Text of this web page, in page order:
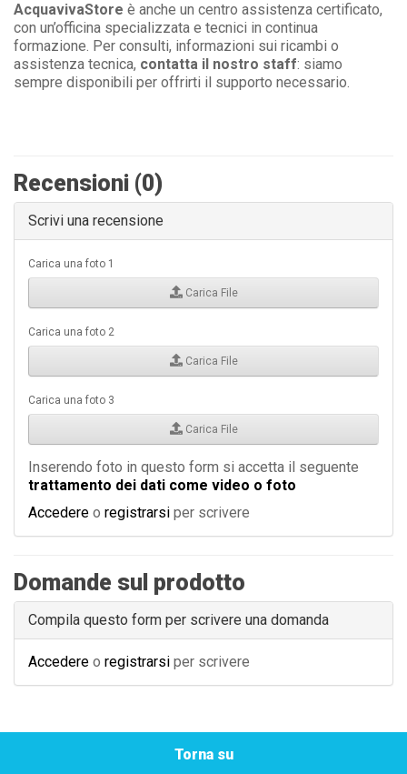
AcquavivaStore è anche un centro assistenza certificato,
con un’officina specializzata e tecnici in continua
formazione. Per consulti, informazioni sui ricambi o
assistenza tecnica, contatta il nostro staff: siamo
sempre disponibili per offrirti il supporto necessario.
Recensioni (0)
Scrivi una recensione
Carica una foto 1
Carica File
Carica una foto 2
Carica File
Carica una foto 3
Carica File
Inserendo foto in questo form si accetta il seguente
trattamento dei dati come video o foto
Accedere o registrarsi per scrivere
Domande sul prodotto
Compila questo form per scrivere una domanda
Accedere o registrarsi per scrivere
Torna su